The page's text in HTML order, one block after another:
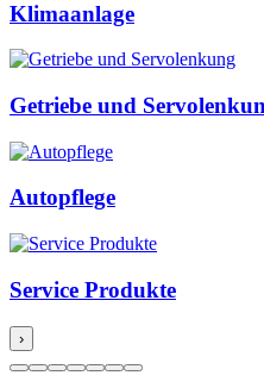
Klimaanlage
Getriebe und
Autopflege
Service Produkte
›